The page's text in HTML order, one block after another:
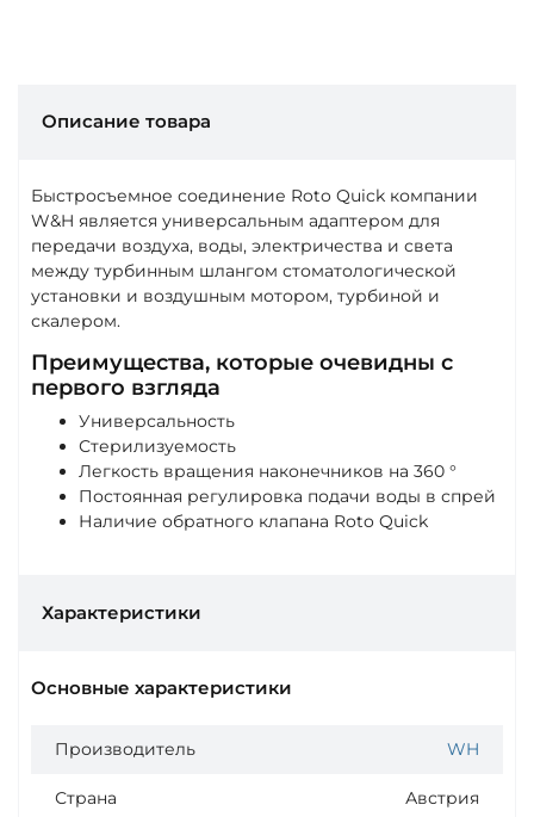
Описание товара
Быстросъемное соединение Roto Quick компании
W&H является универсальным адаптером для
передачи воздуха, воды, электричества и света
между турбинным шлангом стоматологической
установки и воздушным мотором, турбиной и
скалером.
Преимущества, которые очевидны с
первого взгляда
Универсальность
Стерилизуемость
Легкость вращения наконечников на 360 °
Постоянная регулировка подачи воды в спрей
Наличие обратного клапана Roto Quick
Характеристики
Основные характеристики
Производитель WH
Страна Австрия